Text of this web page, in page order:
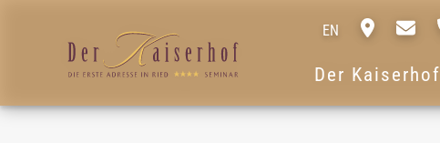
EN
Der Kaiserhof